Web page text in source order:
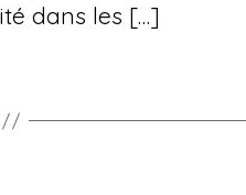
dans les […]